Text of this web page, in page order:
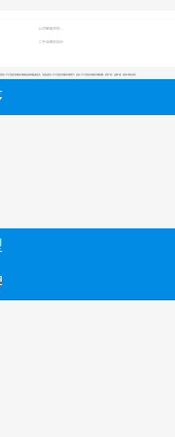
二手压路机报价
二手小型液压挖掘机包邮相关的机械设备信息，包括其延安二手小型液压挖掘机包邮型号、延安二手小型液压挖掘机包邮参数、机型介绍、品牌介绍、新机价格信息等；